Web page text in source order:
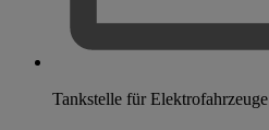
Tankstelle für Elektrofahrzeuge